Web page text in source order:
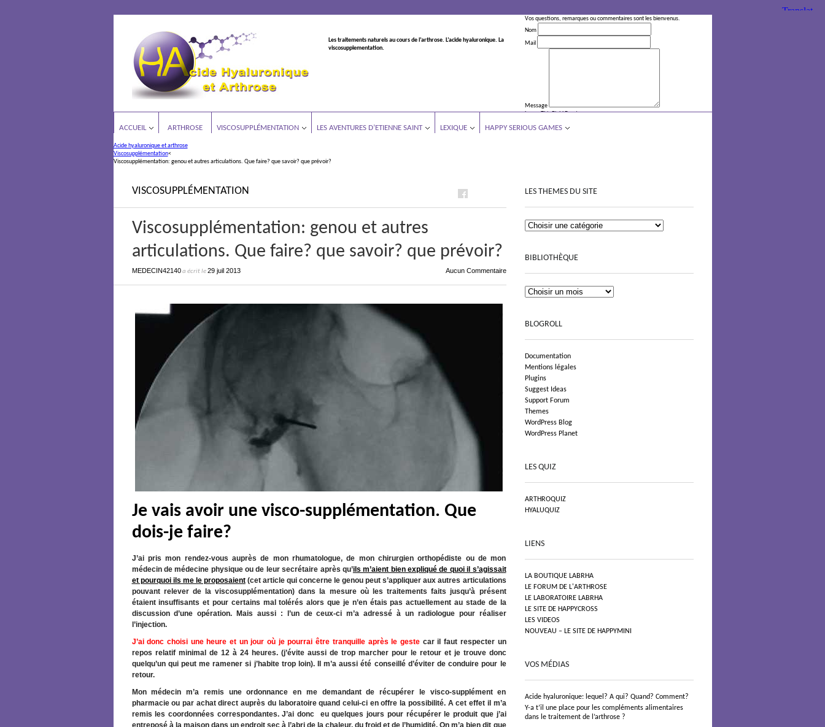
Les traitements naturels au cours de l’arthrose. L’acide hyaluronique. La
viscosupplementation.
Vos questions, remarques ou commentaires sont les bienvenus.
Nom
Mail
Message
Leave This Field Empty
ACCUEIL ARTHROSE VISCOSUPPLÉMENTATION LES AVENTURES D’ETIENNE SAINT LEXIQUE HAPPY SERIOUS GAMES
Acide hyaluronique et arthrose
Viscosupplémentation<
Viscosupplémentation: genou et autres articulations. Que faire? que savoir? que prévoir?
VISCOSUPPLÉMENTATION
Viscosupplémentation: genou et autres
articulations. Que faire? que savoir? que prévoir?
MEDECIN42140a écrit le29 juil 2013 Aucun Commentaire
Je vais avoir une visco-supplémentation. Que
dois-je faire?
J’ai pris mon rendez-vous auprès de mon rhumatologue, de mon chirurgien orthopédiste ou de mon
médecin de médecine physique ou de leur secrétaire après qu’ils m’aient bien expliqué de quoi il s’agissait
et pourquoi ils me le proposaient(cet article qui concerne le genou peut s’appliquer aux autres articulations
pouvant relever de la viscosupplémentation) dans la mesure où les traitements faits jusqu’à présent
étaient insuffisants et pour certains mal tolérés alors que je n’en étais pas actuellement au stade de la
discussion d’une opération. Mais aussi : l’un de ceux-ci m’a adressé à un radiologue pour réaliser
l’injection.
J’ai donc choisi une heure et un jour où je pourrai être tranquille après le geste car il faut respecter un
repos relatif minimal de 12 à 24 heures. (j’évite aussi de trop marcher pour le retour et je trouve donc
quelqu’un qui peut me ramener si j’habite trop loin). Il m’a aussi été conseillé d’éviter de conduire pour le
retour.
Mon médecin m’a remis une ordonnance en me demandant de récupérer le visco-supplément en
pharmacie ou par achat direct auprès du laboratoire quand celui-ci en offre la possibilité. A cet effet il m’a
remis les coordonnées correspondantes. J’ai donc eu quelques jours pour récupérer le produit que j’ai
entreposé à la maison dans un endroit sec à l’abri de la chaleur, du froid et de l’humidité. On m’a bien dit que
LES THEMES DU SITE
BIBLIOTHÈQUE
BLOGROLL
Documentation
Mentions légales
Plugins
Suggest Ideas
Support Forum
Themes
WordPress Blog
WordPress Planet
LES QUIZ
ARTHROQUIZ
HYALUQUIZ
LIENS
LA BOUTIQUE LABRHA
LE FORUM DE L'ARTHROSE
LE LABORATOIRE LABRHA
LE SITE DE HAPPYCROSS
LES VIDEOS
NOUVEAU – LE SITE DE HAPPYMINI
VOS MÉDIAS
Acide hyaluronique: lequel? A qui? Quand? Comment?
Y-a t’il une place pour les compléments alimentaires
dans le traitement de l’arthrose ?